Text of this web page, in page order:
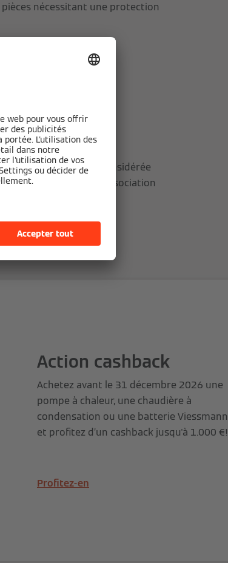
pièces nécessitant une protection
doit également être considérée
A.1.3 TA Läärm (en association
Action cashback
Achetez avant le 31 décembre 2026 une
pompe à chaleur, une chaudière à
condensation ou une batterie Viessmann
et profitez d’un cashback jusqu'à 1.000 €!
Profitez-en